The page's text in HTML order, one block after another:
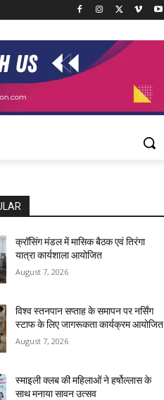
क्रॉसिंग मंडल में मासिक बैठक एवं तिरंगा
यात्रा कार्यशाला आयोजित
August 7, 2026
विश्व स्तनपान सप्ताह के समापन पर नर्सिंग
स्टाफ के लिए जागरूकता कार्यक्रम आयोजित
August 7, 2026
स्माइली क्लब की महिलाओं ने हर्षोल्लास के
साथ मनाया सावन उत्सव